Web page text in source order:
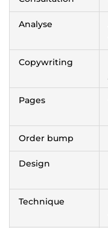
Analyse
Copywriting
Pages
Order bump
Design
Technique